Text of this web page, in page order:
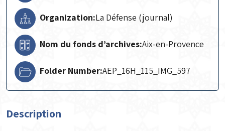
Organization:La Défense (journal)
Nom du fonds d’archives:Aix-en-Provence
Folder Number:AEP_16H_115_IMG_597
Description